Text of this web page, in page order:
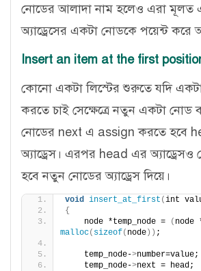
নোডের আলাদা নাম হলেও এরা মূলত
অ্যাড্রেসের একটা নোডকে পয়েন্ট করে
Insert an item at the first
কোনো একটা লিস্টের শুরুতে যদি
করতে চাই সেক্ষেত্রে নতুন একটা নোড
নোডের next এ assign করতে হবে
অ্যাড্রেস। এরপর head এর অ্যাড্রেসও
হবে নতুন নোডের অ্যাড্রেস দিয়ে।
void insert_at_first (int
{
    node *temp_node =
( node
malloc( sizeof( node )) ;
    temp_node-
>number=value;
    temp_node-
>next = head;